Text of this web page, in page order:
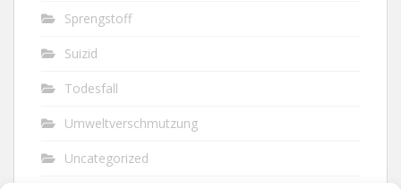
Sprengstoff
Suizid
Todesfall
Umweltverschmutzung
Uncategorized